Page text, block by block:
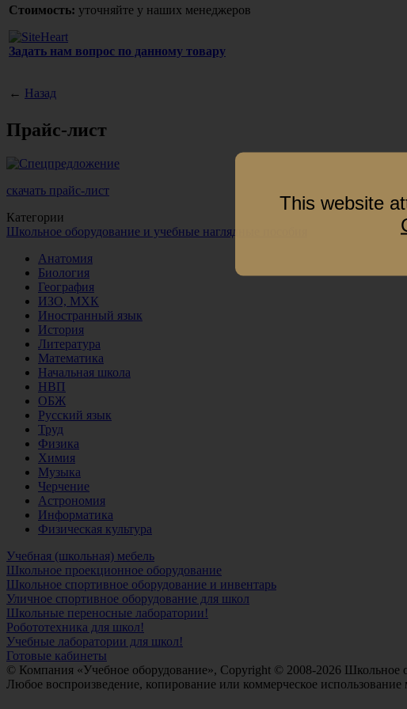
Стоимость: уточняйте у наших менеджеров
Задать нам вопрос по данному товару
← Назад
Прайс-лист
скачать прайс-лист
Категории
Школьное оборудование и учебные наглядные пособия
Анатомия
Биология
География
ИЗО, МХК
Иностранный язык
История
Литература
Математика
Начальная школа
НВП
ОБЖ
Русский язык
Труд
Физика
Химия
Музыка
Черчение
Астрономия
Информатика
Физическая культура
Учебная (школьная) мебель
Школьное проекционное оборудование
Школьное спортивное оборудование и инвентарь
Уличное спортивное оборудование для школ
Школьные переносные лаборатории!
Робототехника для школ!
Учебные лаборатории для школ!
Готовые кабинеты
© Компания «Учебное оборудование», Copyright © 2008-2026 Школьное
Любое воспроизведение, копирование или коммерческое
This website